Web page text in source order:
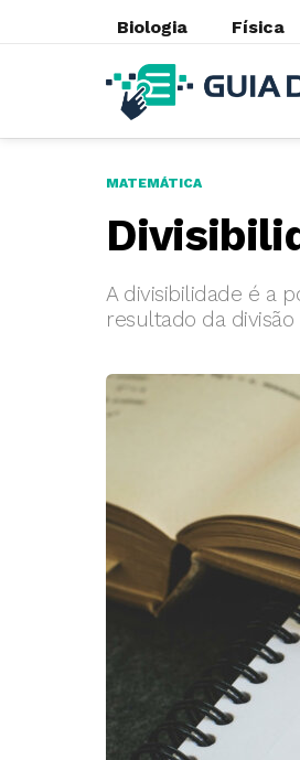
Biologia Física
MATEMÁTICA
A divisibilidade é a
resultado da